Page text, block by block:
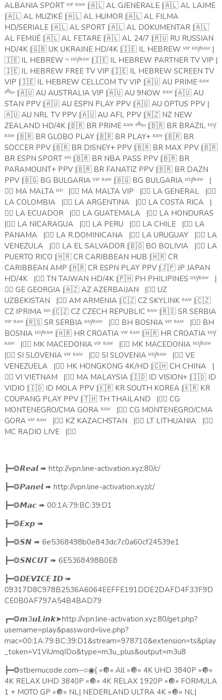
ALBANIA SPORT ⱽᴵᴾ ᴿᴬᵂ |🇦🇱AL GJENERALE |🇦🇱AL LAJME
|🇦🇱AL MUZIKË |🇦🇱AL HUMOR |🇦🇱AL FILMA
HD/SERIALE |🇦🇱AL SPORT |🇦🇱AL DOKUMENTAR |🇦🇱
AL FEMIJË |🇦🇱AL FETARE |🇦🇱AL 24/7 |🇷🇺RU RUSSIAN
HD/4K |🇬🇧UK UKRAINE HD/4K |🇮🇪IL HEBREW ⱽᴵᴾ ᴴᴰ/ᴿᴬᵂ |
🇮🇪IL HEBREW ᵗᵛ ᴴᴰ/ᴿᴬᵂ |🇮🇪IL HEBREW PARTNER TV VIP |
🇮🇪IL HEBREW FREE TV VIP |🇮🇪IL HEBREW SCREEN TV
VIP |🇮🇪IL HEBREW CELLCOM TV VIP |🇦🇺AU PRIME ᴿᴬᵂ
⁶⁰ᶠᵖˢ |🇦🇺AU AUSTRALIA VIP |🇦🇺AU 9NOW ᴿᴬᵂ |🇦🇺AU
STAN PPV |🇦🇺AU ESPN PLAY PPV |🇦🇺AU OPTUS PPV |
🇦🇺AU NRL TV PPV |🇦🇺AU AFL PPV |🇳🇿NZ NEW
ZEALAND HD/4K |🇧🇷BR PRIME ᴿᴬᵂ ⁶⁰ᶠᵖˢ |🇧🇷BR BRAZIL ᴴᴰ/
ᴿᴬᵂ |🇧🇷BR GLOBO PLAY |🇧🇷BR PLAY+ ᴿᴬᵂ |🇧🇷BR
SOCCER PPV |🇧🇷BR DISNEY+ PPV |🇧🇷BR MAX PPV |🇧🇷
BR ESPN SPORT ᴴᴰ |🇧🇷BR NBA PASS PPV |🇧🇷BR
PARAMOUNT+ PPV |🇧🇷BR FANATIZ PPV |🇧🇷BR DAZN
PPV |🇧🇬BG BULGARIA ⱽᴵᴾ ᴿᴬᵂ |🇧🇬BG BULGARIA ᴴᴰ/ᴿᴬᵂ
|
🏴‍☠️ MA MALTA ᴴᴰ |🏴‍☠️ MA MALTA VIP |🏴‍☠️ LA GENERAL |🏴‍☠️
LA COLOMBIA
|🏴‍☠️ LA ARGENTINA |🏴‍☠️ LA COSTA RICA
|
🏴‍☠️ LA ECUADOR |🏴‍☠️ LA GUATEMALA |🏴‍☠️ LA HONDURAS
|🏴‍☠️ LA NICARAGUA |🏴‍☠️ LA PERU |🏴‍☠️ LA CHILE |🏴‍☠️ LA
PANAMA
|🏴‍☠️ LA R.DOMINICANA |🏴‍☠️ LA URUGUAY |🏴‍☠️ LA
VENEZULA
|🏴‍☠️ LA EL SALVADOR |🇧🇴BO BOLIVIA |🏴‍☠️ LA
PUERTO RICO |🇭🇷CR CARIBBEAN HUB |🇭🇷CR
CARIBBEAN AMP |🇭🇷CR ESPN PLAY PPV |🇯🇵JP JAPAN
HD/4K
|🏴‍☠️ TN TAIWAN HD/4K |🇵🇭PH PHILIPINES ᴴᴰ/ᴿᴬᵂ
|
🏴‍☠️ GE GEORGIA |🇦🇿AZ AZERBAIJAN |🏴‍☠️ UZ
UZBEKISTAN
|🏴‍☠️ AM ARMENIA |🇨🇿CZ SKYLINK ᴿᴬᵂ |🇨🇿
CZ IPRIMA ᴴᴰ |🇨🇿CZ CZECH REPUBLIC ᴿᴬᵂ |🇷🇸SR SERBIA
ⱽᴵᴾ ᴿᴬᵂ |🇷🇸SR SERBIA ᴴᴰ/ᴿᴬᵂ |🏴‍☠️ BH BOSNIA ⱽᴵᴾ ᴿᴬᵂ |🏴‍☠️ BH
BOSNIA ᴴᴰ/ᴿᴬᵂ |🇭🇷HR CROATIA ⱽᴵᴾ ᴿᴬᵂ |🇭🇷HR CROATIA ᴴᴰ/
ᴿᴬᵂ
|🏴‍☠️ MK MACEDONIA ⱽᴵᴾ ᴿᴬᵂ |🏴‍☠️ MK MACEDONIA ᴴᴰ/ᴿᴬᵂ
|🏴‍☠️ SI SLOVENIA ⱽᴵᴾ ᴿᴬᵂ |🏴‍☠️ SI SLOVENIA ᴴᴰ/ᴿᴬᵂ |🏴‍☠️ VE
VENEZUELA
|🏴‍☠️ HK HONGKONG 4K/HD |🇨🇭CH CHINA
|
🏴‍☠️ VI VIETNAM |🏴‍☠️ MA MALAYSIA |🇮🇩ID VISION+ |🇮🇩ID
VIDIO |🇮🇩ID MOLA PPV |🇰🇷KR SOUTH KOREA |🇰🇷KR
COUPANG PLAY PPV |🇹🇭TH THAILAND |🏴‍☠️ CG
MONTENEGRO/CMA GORA ᴿᴬᵂ
|🏴‍☠️ CG MONTENEGRO/CMA
GORA ⱽᴵᴾ ᴿᴬᵂ
|🏴‍☠️ KZ KAZACHSTAN |🏴‍☠️ LT LITHUANIA |🏴‍☠️
MC RADIO LIVE
|🏴‍☠️
┣━❂𝙍𝙚𝙖𝙡 ➠ http://vpn.line-activation.xyz:80/c/
┣━❂𝙋𝙖𝙣𝙚𝙡 ➠ http://vpn.line-activation.xyz/c/
┣━❂𝙈𝙖𝙘 ➠ 00:1A:79:BC:39:D1
┣━❂𝙀𝙭𝙥 ➠
┣━❂𝙎𝙉 ➠ 6e5368498b0e843dc7c0a60cf24539e1
┣━❂𝙎𝙉𝘾𝙐𝙏 ➠ 6E5368498B0E8
┣━❂𝘿𝙀𝙑𝙄𝘾𝙀 𝙄𝘿 ➠
09317D8C978B2536A6064EEFFE191DDE2DAFD4F33F9D
CE0B0AF797A54B4BAD79
┏━❂𝙢3𝙪𝙇𝙞𝙣𝙠➤http://vpn.line-activation.xyz:80/get.php?
username=play&password=live.php?
mac=00:1A:79:BC:39:D1&stream=978710&extension=ts&play
_token=V1ViUmqIDo&type=m3u_plus&output=m3u8
┣━❂stbemucode.com─○◉{ «🔘» All «🔘» 4K UHD 3840P «🔘»
4K RELAX UHD 3840P «🔘» 4K RELAX 1920P «🔘» FORMULA
1 + MOTO GP «🔘» NL| NEDERLAND ULTRA 4K «🔘» NL|